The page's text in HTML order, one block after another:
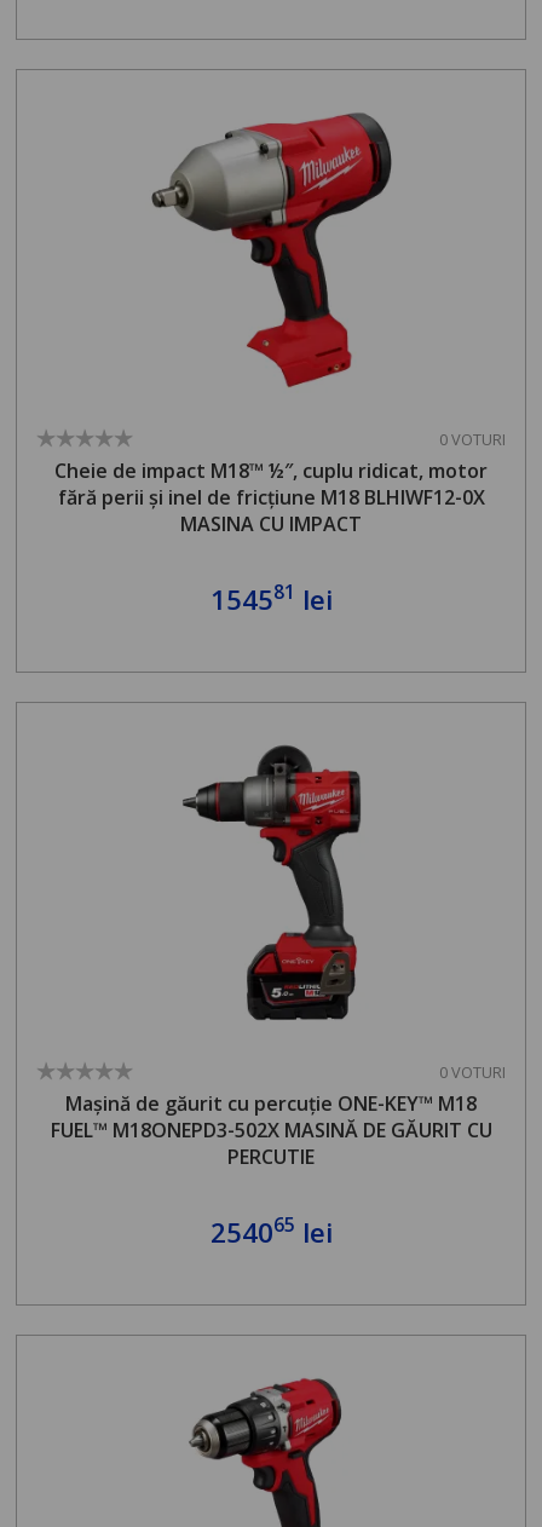
0 VOTURI
Cheie de impact M18™ ½″, cuplu ridicat, motor
fără perii și inel de fricțiune M18 BLHIWF12-0X
MASINA CU IMPACT
154581 lei
0 VOTURI
Mașină de găurit cu percuție ONE-KEY™ M18
FUEL™ M18ONEPD3-502X MASINĂ DE GĂURIT CU
PERCUTIE
254065 lei